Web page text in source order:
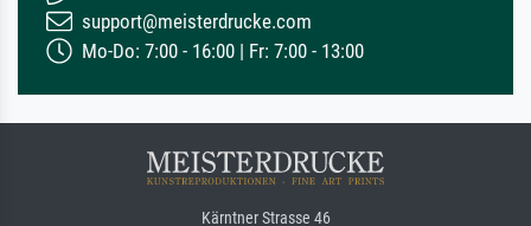
support@meisterdrucke.com
Mo-Do: 7:00 - 16:00 | Fr: 7:00 - 13:00
Kärntner Strasse 46